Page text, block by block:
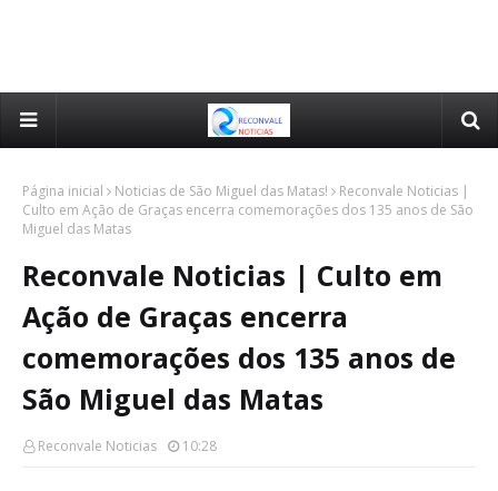
Página inicial Noticias de São Miguel das Matas!
Reconvale Noticias |
Culto em Ação de Graças encerra comemorações dos 135 anos de São
Miguel das Matas
Reconvale Noticias | Culto em
Ação de Graças encerra
comemorações dos 135 anos de
São Miguel das Matas
Reconvale Noticias 10:28